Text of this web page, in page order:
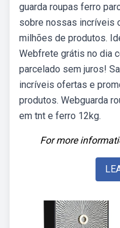
guarda roupas ferro
sobre nossas incríveis
milhões de produtos.
Webfrete grátis no dia
parcelado sem juros!
incríveis ofertas e
produtos. Webguarda
em tnt e ferro 12kg.
For more